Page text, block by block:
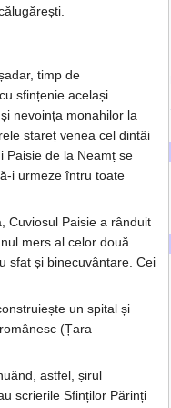
timp de
sfințenie același
nevoința monahilor la
stareț venea cel dintâi
Paisie de la Neamț se
i urmeze întru toate
Cuviosul Paisie a rânduit
mers al celor două
sfat și binecuvântare. Cei
un spital și
(Țara
astfel, șirul
scrierile Sfinților Părinți